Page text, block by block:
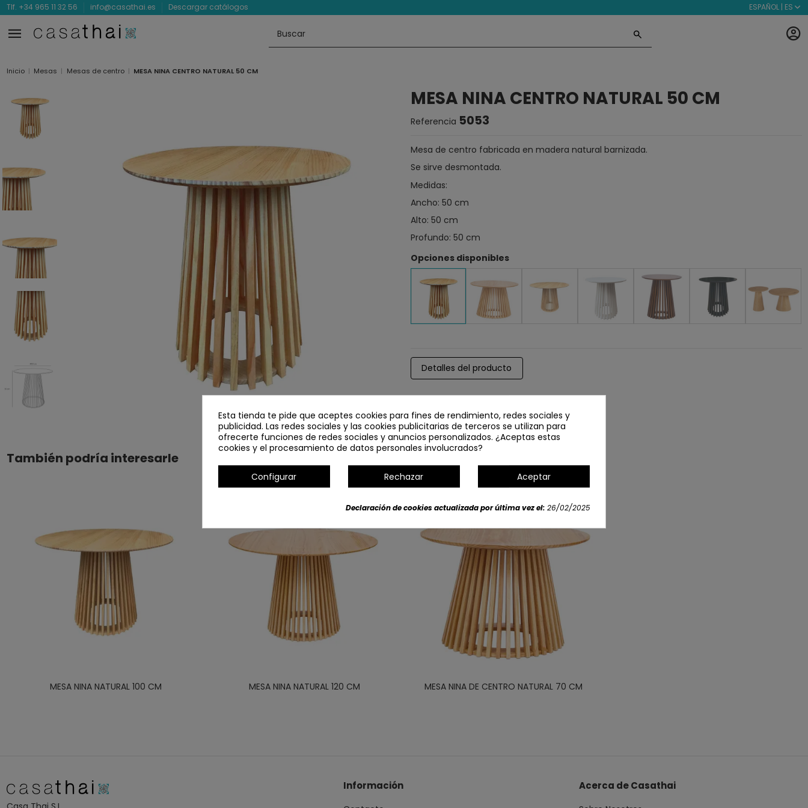
Tlf. +34 965 11 32 56 info@casathai.es Descargar catálogos ESPAÑOL | ES
Inicio Mesas Mesas de centro MESA NINA CENTRO NATURAL 50 CM
MESA NINA CENTRO NATURAL 50 CM
Referencia 5053
Mesa de centro fabricada en madera natural barnizada.
Se sirve desmontada.
Medidas:
Ancho: 50 cm
Alto: 50 cm
Profundo: 50 cm
Opciones disponibles
Detalles del producto
También podría interesarle
MESA NINA NATURAL 100 CM MESA NINA NATURAL 120 CM MESA NINA DE CENTRO NATURAL 70 CM
Información Acerca de Casathai
Esta tienda te pide que aceptes cookies para fines de rendimiento, redes sociales y
publicidad. Las redes sociales y las cookies publicitarias de terceros se utilizan para
ofrecerte funciones de redes sociales y anuncios personalizados. ¿Aceptas estas
cookies y el procesamiento de datos personales involucrados?
Configurar Rechazar Aceptar
Declaración de cookies actualizada por última vez el:26/02/2025